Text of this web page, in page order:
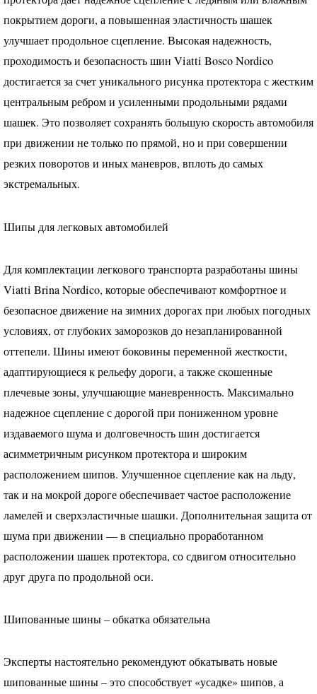
покрытием дороги, а повышенная эластичность шашек
улучшает продольное сцепление. Высокая надежность,
проходимость и безопасность шин Viatti Bosco Nordico
достигается за счет уникального рисунка протектора с жестким
центральным ребром и усиленными продольными рядами
шашек. Это позволяет сохранять большую скорость автомобиля
при движении не только по прямой, но и при совершении
резких поворотов и иных маневров, вплоть до самых
экстремальных.
Шипы для легковых автомобилей
Для комплектации легкового транспорта разработаны шины
Viatti Brina Nordico, которые обеспечивают комфортное и
безопасное движение на зимних дорогах при любых погодных
условиях, от глубоких заморозков до незапланированной
оттепели. Шины имеют боковины переменной жесткости,
адаптирующиеся к рельефу дороги, а также скошенные
плечевые зоны, улучшающие маневренность. Максимально
надежное сцепление с дорогой при пониженном уровне
издаваемого шума и долговечность шин достигается
асимметричным рисунком протектора и широким
расположением шипов. Улучшенное сцепление как на льду,
так и на мокрой дороге обеспечивает частое расположение
ламелей и сверхэластичные шашки. Дополнительная защита от
шума при движении — в специально проработанном
расположении шашек протектора, со сдвигом относительно
друг друга по продольной оси.
Шипованные шины – обкатка обязательна
Эксперты настоятельно рекомендуют обкатывать новые
шипованные шины – это способствует «усадке» шипов, а